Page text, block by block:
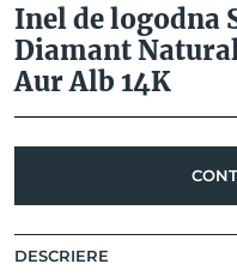
Inel de logodna
Diamant
Aur Alb 14K
DESCRIERE